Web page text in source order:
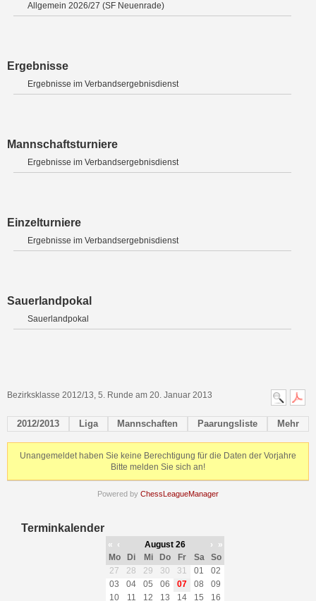
Allgemein 2026/27 (SF Neuenrade)
Ergebnisse
Ergebnisse im Verbandsergebnisdienst
Mannschaftsturniere
Ergebnisse im Verbandsergebnisdienst
Einzelturniere
Ergebnisse im Verbandsergebnisdienst
Sauerlandpokal
Sauerlandpokal
Bezirksklasse 2012/13, 5. Runde am 20. Januar 2013
2012/2013 Liga Mannschaften Paarungsliste Mehr
Unangemeldet haben Sie keine Berechtigung für die Daten der Vorjahre
Bitte melden Sie sich an!
Powered by ChessLeagueManager
Terminkalender
« ‹ August 26 ›
»
Mo
Di Mi Do Fr Sa
So
27
28 29 30 31 01
02
03
04 05 06 07 08
09
10
11 12 13 14 15
16